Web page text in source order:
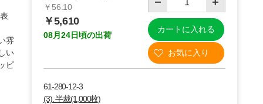
使用例
雰
い
ピ
￥56.10
￥5,610
08月24日頃の出荷
カートに入れる
61-280-12-3
(3). 半裁(1,000枚)